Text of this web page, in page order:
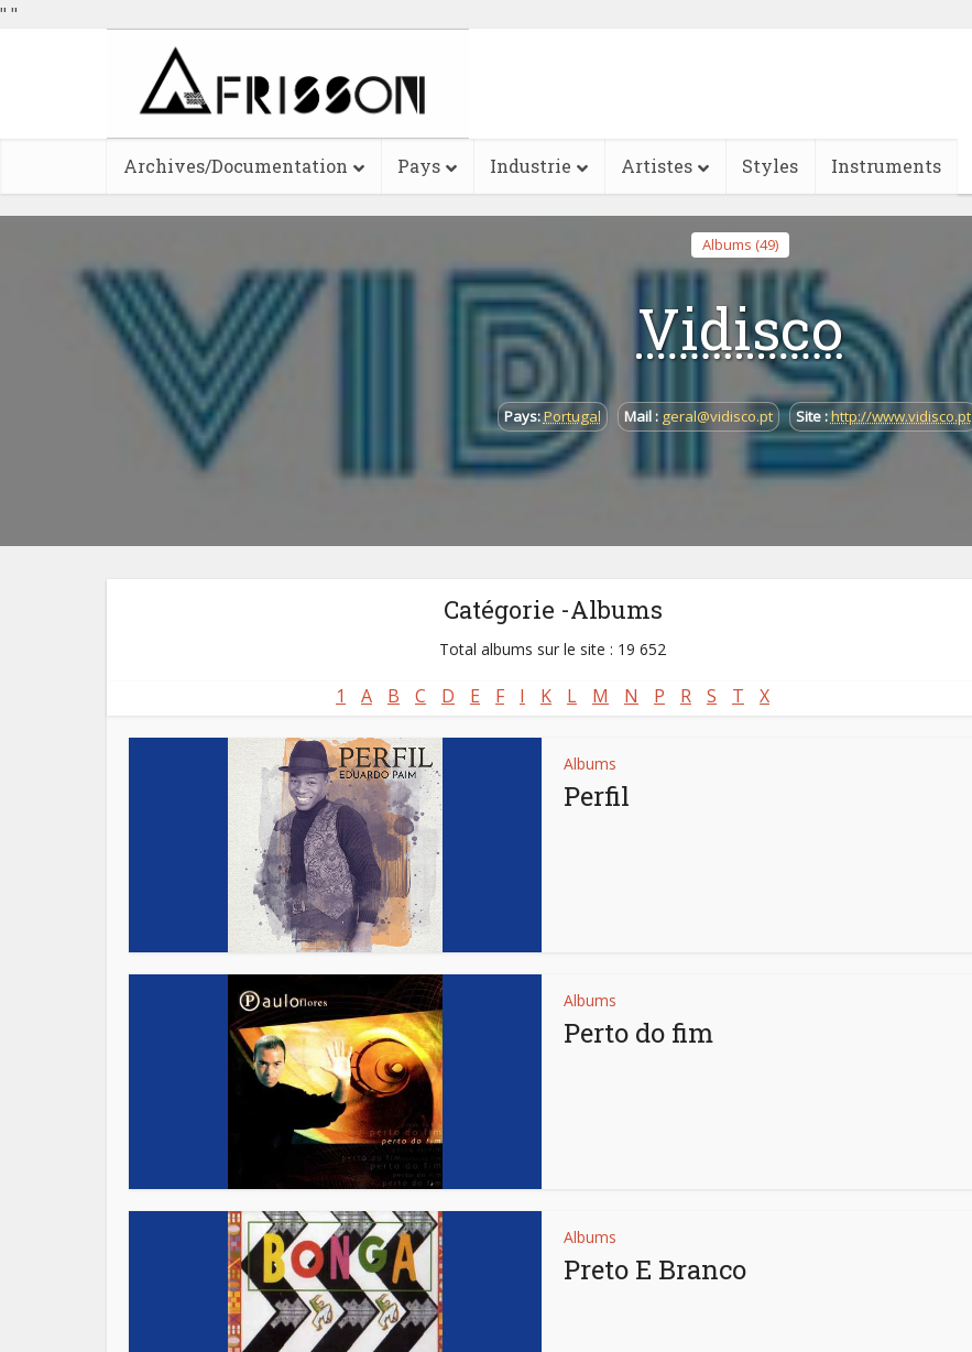
" "
Archives/Documentation Pays Industrie Artistes Styles Instruments
Albums (49)
Vidisco
Pays:Portugal Mail : geral@vidisco.pt Site :http://www.vidisco.pt
Catégorie -Albums
Total albums sur le site : 19 652
1 A B C D E F I K L M N P R S T X
Albums
Perfil
Albums
Perto do fim
Albums
Preto E Branco